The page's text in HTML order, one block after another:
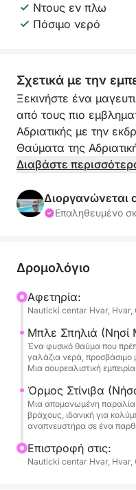
Ντους εν πλω
Πόσιμο νερό
Σχετικά με την
Ξεκινήστε ένα
από τους πιο
Αδριατικής με την
Θαύματα της
καθημερινά από τις
ομορφιά, την
τέλεια μέρα στη
προς το παγκοσμίως
όπου το φως του
λαμπρό ηλεκτρικό
του μαγικού
αξέχαστες
σουρεαλιστικά τοπία
Μετά το Γαλάζιο
πλεύουμε στο
κρυφές παραλίες,
σημεία για
προσβάσιμα μόνο με
Διαβάστε
Διοργανώνεται
Επαληθευμένο
Δρομολόγιο
Αφετηρία:
Nauticki centar Hvar, Hvar,
Μπλε Σπηλιά (Νησί
Ένα φυσικό θαύμα που
γαλάζια νερά, προσβάσιμο
Μια σουρεαλιστική
Όρμος Στίνιβα
Μια απομονωμένη
βράχους, ιδανική για
αναπνευστήρα σε ένα
Επιστροφή στις:
Nauticki centar Hvar, Hvar,